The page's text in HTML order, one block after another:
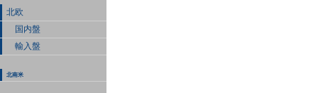
北欧
国内盤
輸入盤
北南米